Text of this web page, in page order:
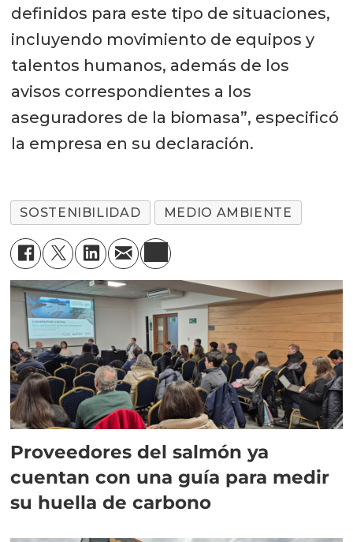
definidos para este tipo de situaciones,
incluyendo movimiento de equipos y
talentos humanos, además de los
avisos correspondientes a los
aseguradores de la biomasa”, especificó
la empresa en su declaración.
SOSTENIBILIDAD MEDIO AMBIENTE
Proveedores del salmón ya
cuentan con una guía para medir
su huella de carbono